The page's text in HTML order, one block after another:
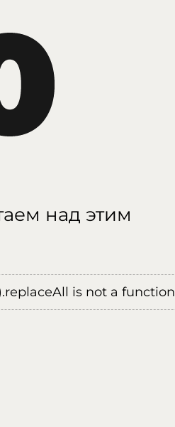
над этим
is not a function